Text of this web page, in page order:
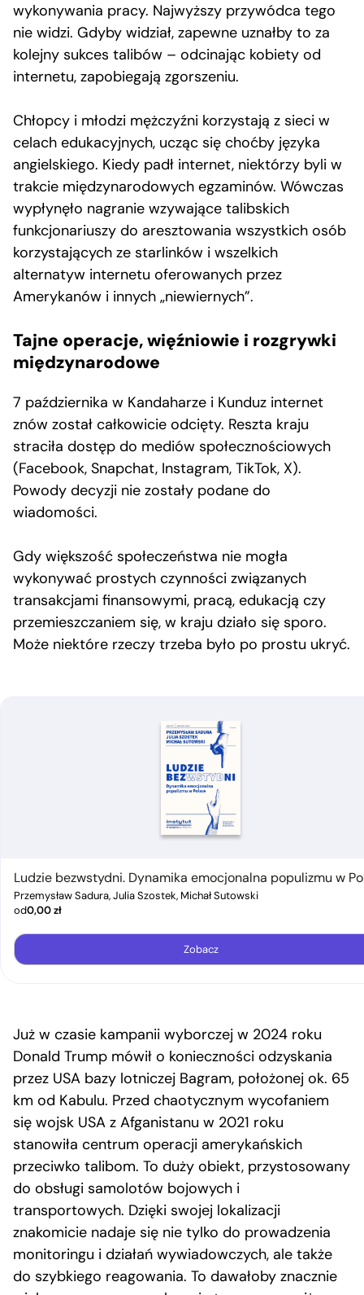
wykonywania pracy. Najwyższy przywódca tego
nie widzi. Gdyby widział, zapewne uznałby to za
kolejny sukces talibów – odcinając kobiety od
internetu, zapobiegają zgorszeniu.
Chłopcy i młodzi mężczyźni korzystają z sieci w
celach edukacyjnych, ucząc się choćby języka
angielskiego. Kiedy padł internet, niektórzy byli w
trakcie międzynarodowych egzaminów. Wówczas
wypłynęło nagranie wzywające talibskich
funkcjonariuszy do aresztowania wszystkich osób
korzystających ze starlinków i wszelkich
alternatyw internetu oferowanych przez
Amerykanów i innych „niewiernych”.
Tajne operacje, więźniowie i rozgrywki
międzynarodowe
7 października w Kandaharze i Kunduz internet
znów został całkowicie odcięty. Reszta kraju
straciła dostęp do mediów społecznościowych
(Facebook, Snapchat, Instagram, TikTok, X).
Powody decyzji nie zostały podane do
wiadomości.
Gdy większość społeczeństwa nie mogła
wykonywać prostych czynności związanych
transakcjami finansowymi, pracą, edukacją czy
przemieszczaniem się, w kraju działo się sporo.
Może niektóre rzeczy trzeba było po prostu ukryć.
Ludzie bezwstydni. Dynamika emocjonalna populizmu w
Przemysław Sadura, Julia Szostek, Michał Sutowski
od0,00zł
Zobacz
Już w czasie kampanii wyborczej w 2024 roku
Donald Trump mówił o konieczności odzyskania
przez USA bazy lotniczej Bagram, położonej ok. 65
km od Kabulu. Przed chaotycznym wycofaniem
się wojsk USA z Afganistanu w 2021 roku
stanowiła centrum operacji amerykańskich
przeciwko talibom. To duży obiekt, przystosowany
do obsługi samolotów bojowych i
transportowych. Dzięki swojej lokalizacji
znakomicie nadaje się nie tylko do prowadzenia
monitoringu i działań wywiadowczych, ale także
do szybkiego reagowania. To dawałoby znacznie